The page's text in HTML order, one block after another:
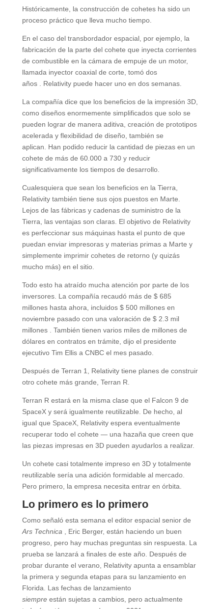
Históricamente, la construcción de cohetes ha sido un
proceso práctico que lleva mucho tiempo.
En el caso del transbordador espacial, por ejemplo, la
fabricación de la parte del cohete que inyecta corrientes
de combustible en la cámara de empuje de un motor,
llamada inyector coaxial de corte, tomó dos
años . Relativity puede hacer uno en dos semanas.
La compañía dice que los beneficios de la impresión 3D,
como diseños enormemente simplificados que solo se
pueden lograr de manera aditiva, creación de prototipos
acelerada y flexibilidad de diseño, también se
aplican. Han podido reducir la cantidad de piezas en un
cohete de más de 60.000 a 730 y reducir
significativamente los tiempos de desarrollo.
Cualesquiera que sean los beneficios en la Tierra,
Relativity también tiene sus ojos puestos en Marte.
Lejos de las fábricas y cadenas de suministro de la
Tierra, las ventajas son claras. El objetivo de Relativity
es perfeccionar sus máquinas hasta el punto de que
puedan enviar impresoras y materias primas a Marte y
simplemente imprimir cohetes de retorno (y quizás
mucho más) en el sitio.
Todo esto ha atraído mucha atención por parte de los
inversores. La compañía recaudó más de $ 685
millones hasta ahora, incluidos $ 500 millones en
noviembre pasado con una valoración de $ 2.3 mil
millones . También tienen varios miles de millones de
dólares en contratos en trámite, dijo el presidente
ejecutivo Tim Ellis a CNBC el mes pasado.
Después de Terran 1, Relativity tiene planes de construir
otro cohete más grande, Terran R.
Terran R estará en la misma clase que el Falcon 9 de
SpaceX y será igualmente reutilizable. De hecho, al
igual que SpaceX, Relativity espera eventualmente
recuperar todo el cohete — una hazaña que creen que
las piezas impresas en 3D pueden ayudarlos a realizar.
Un cohete casi totalmente impreso en 3D y totalmente
reutilizable sería una adición formidable al mercado.
Pero primero, la empresa necesita entrar en órbita.
Lo primero es lo primero
Como señaló esta semana el editor espacial senior de
Ars Technica, Eric Berger, están haciendo un buen
progreso, pero hay muchas preguntas sin respuesta. La
prueba se lanzará a finales de este año. Después de
probar durante el verano, Relativity apunta a ensamblar
la primera y segunda etapas para su lanzamiento en
Florida. Las fechas de lanzamiento
siempreestán sujetas a cambios, pero actualmente